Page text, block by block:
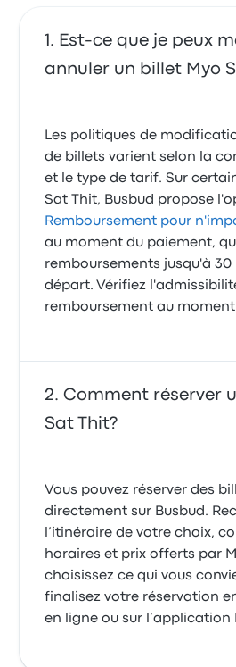
Est-ce que je peux
annuler un billet Myo
Les politiques de
de billets varient selon la
et le type de tarif. Sur
Sat Thit, Busbud propose
Remboursement pour
au moment du paiement,
remboursements jusqu'à
départ. Vérifiez
remboursement au
Comment réserver
Sat Thit?
Vous pouvez réserver des
directement sur Busbud.
l’itinéraire de votre choix,
horaires et prix offerts par
choisissez ce qui vous
finalisez votre réservation
en ligne ou sur l’application